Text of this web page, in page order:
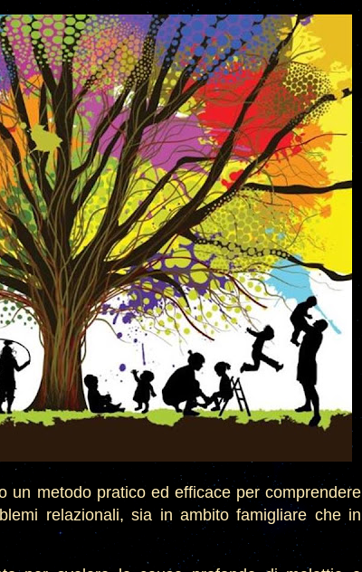
un metodo pratico ed efficace per comprendere
relazionali, sia in ambito famigliare che in